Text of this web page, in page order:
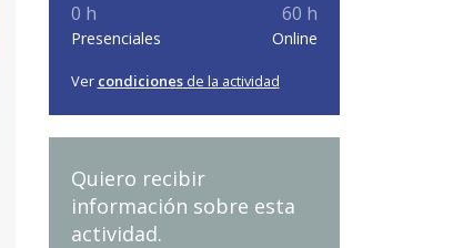
0 h
Presenciales
60 h
Online
Ver condicionesde la actividad
Quiero recibir
información sobre esta
actividad.